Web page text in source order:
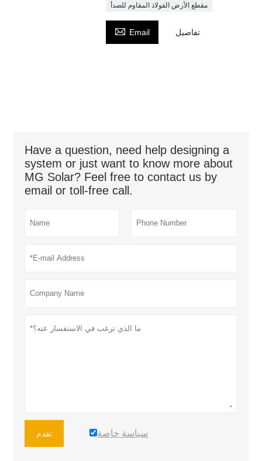
مقطع الأرض الفولاذ المقاوم للصدأ
 Email تفاصيل
Have a question, need help designing a
system or just want to know more about
MG Solar? Feel free to contact us by
email or toll-free call.
تقدم سياسة خاصة